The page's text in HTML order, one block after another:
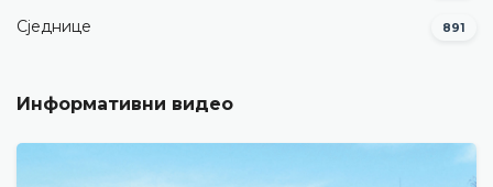
Сједнице 891
Информативни видео